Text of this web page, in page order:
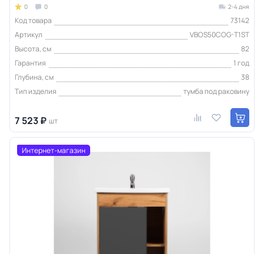
0 0 2-4 дня
Код товара
73142
Артикул
VBOS50COG-T1ST
Высота, см
82
Гарантия
1 год
Глубина, см
38
Тип изделия
тумба под раковину
7 523 ₽ шт
Интернет-магазин